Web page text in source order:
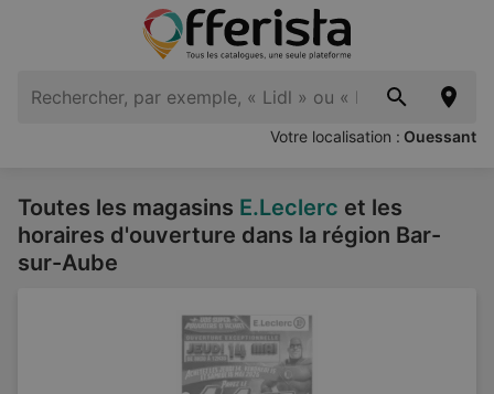
Votre localisation : Ouessant
Toutes les magasins E.Leclerc et les
horaires d'ouverture dans la région Bar-
sur-Aube